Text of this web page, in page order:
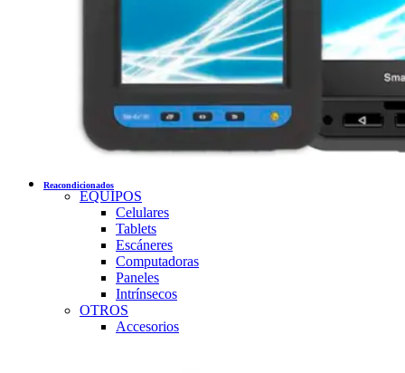
Reacondicionados
EQUIPOS
Celulares
Tablets
Escáneres
Computadoras
Paneles
Intrínsecos
OTROS
Accesorios